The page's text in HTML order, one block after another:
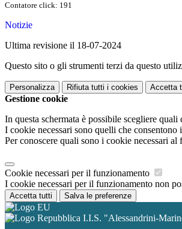
Contatore click: 191
Notizie
Ultima revisione il 18-07-2024
Questo sito o gli strumenti terzi da questo
Personalizza Rifiuta tutti i cookies Accetta
Gestione cookie
In questa schermata è possibile scegliere quali
I cookie necessari sono quelli che
Per conoscere quali sono i cookie necessari
Cookie necessari per il funzionamento
I cookie necessari per il funzionamento non
Accetta tutti Salva le preferenze
I.I.S. "Alessandrini-